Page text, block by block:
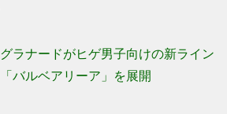
グラナードがヒゲ男子向けの新ライン
「バルベアリーア」を展開